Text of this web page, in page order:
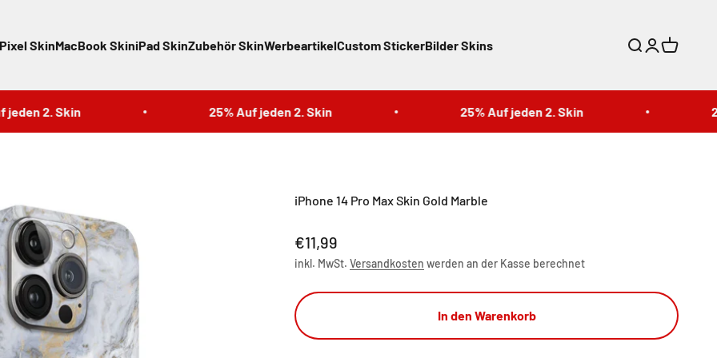
Pixel SkinMacBook SkiniPad SkinZubehör SkinWerbeartikelCustom StickerBilder Skins SucheAnmelden
2. Skin 25% Auf jeden 2. Skin 25% Auf jeden 2. Skin
iPhone 14 Pro Max Skin Gold Marble
Angebot
€11,99
inkl. MwSt. Versandkosten werden an der Kasse berechnet
In den Warenkorb